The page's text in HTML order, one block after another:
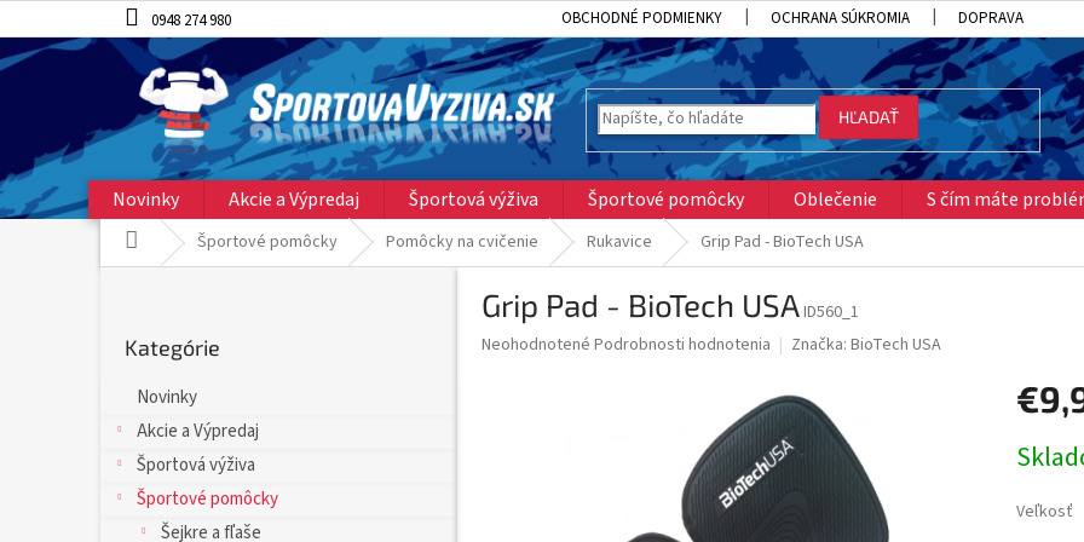
na
obsah
0948 274 980 OBCHODNÉ PODMIENKY OCHRANA SÚKROMIA DOPRAVA
HĽADAŤ
Novinky Akcie a Výpredaj Športová výživa Športové pomôcky Oblečenie S čím máte
DomovŠportové pomôcky Pomôcky na cvičenie Rukavice Grip Pad - BioTech USA
kategórie
Kategórie
Novinky
Akcie a Výpredaj
Športová výživa
Športové pomôcky
Šejkre a fľaše
Grip Pad - BioTech USAID560_1
Priemerné
Neohodnotené Podrobnosti hodnotenia Značka: BioTech USA
cena:
Veľkosť